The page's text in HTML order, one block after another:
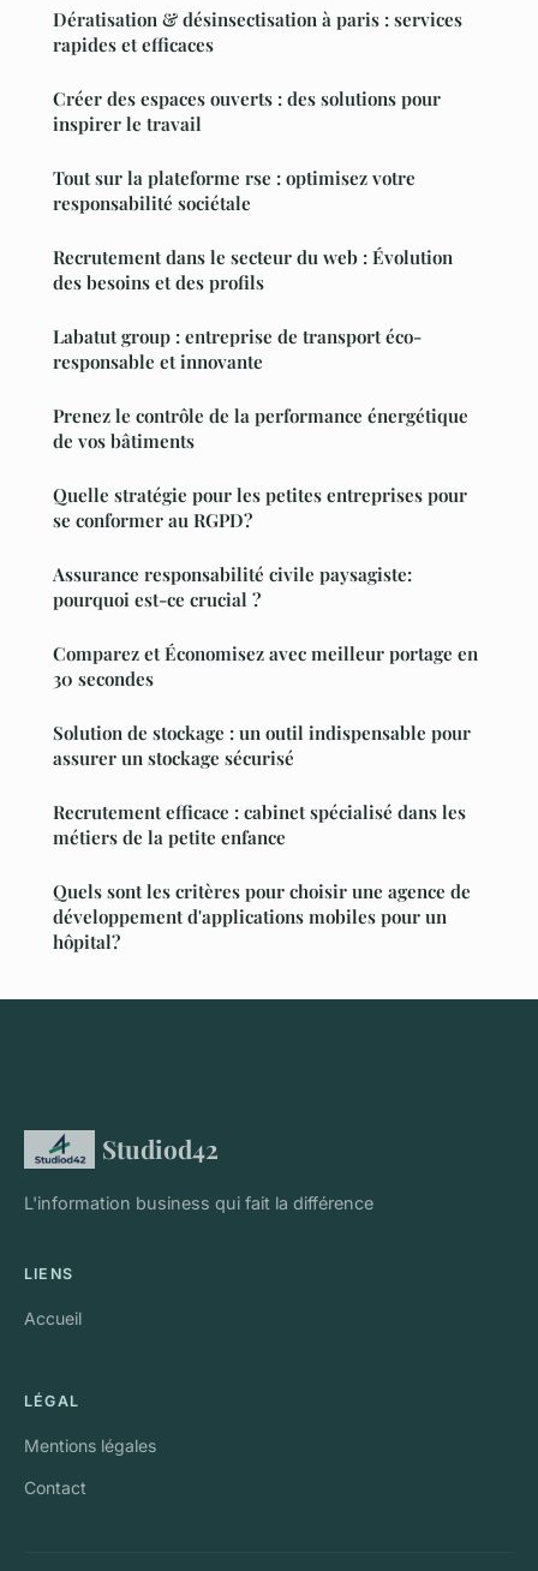
Dératisation & désinsectisation à paris : services
rapides et efficaces
Créer des espaces ouverts : des solutions pour
inspirer le travail
Tout sur la plateforme rse : optimisez votre
responsabilité sociétale
Recrutement dans le secteur du web : Évolution
des besoins et des profils
Labatut group : entreprise de transport éco-
responsable et innovante
Prenez le contrôle de la performance énergétique
de vos bâtiments
Quelle stratégie pour les petites entreprises pour
se conformer au RGPD?
Assurance responsabilité civile paysagiste:
pourquoi est-ce crucial ?
Comparez et Économisez avec meilleur portage en
30 secondes
Solution de stockage : un outil indispensable pour
assurer un stockage sécurisé
Recrutement efficace : cabinet spécialisé dans les
métiers de la petite enfance
Quels sont les critères pour choisir une agence de
développement d'applications mobiles pour un
hôpital?
Studiod42
L'information business qui fait la différence
LIENS
Accueil
LÉGAL
Mentions légales
Contact